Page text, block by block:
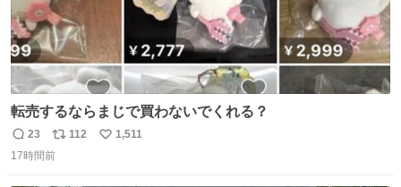
転売するならまじで買わないでくれる？
返
信
23
リ
ポ
112
い
1,511
17時間前